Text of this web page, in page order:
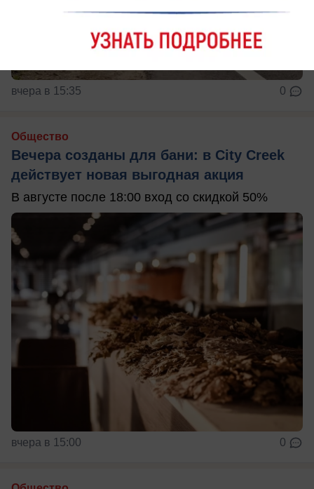
вчера в 15:35 0
Общество
Вечера созданы для бани: в City Creek
действует новая выгодная акция
В августе после 18:00 вход со скидкой 50%
вчера в 15:00 0